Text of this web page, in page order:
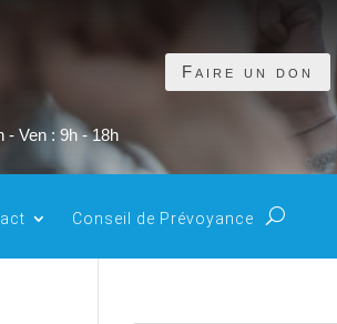
Faire un don
- Ven : 9h - 18h
Conseil de Prévoyance